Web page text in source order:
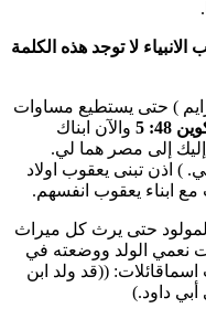
الانبياء لا توجد هذه الكلمة
) حتى يستطيع مساوات
48: 5
والآن ابناك
إلى مصر هما لي.
) اذن تبنى يعقوب اولاد
ابناء يعقوب انفسهم.
حتى يرث كل ميراث
نعمي الولد ووضعته في
((قد ولد ابن
داود.)